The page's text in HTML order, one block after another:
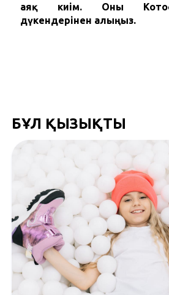
аяқ киім. Оны
дүкендерінен алыңыз.
БҰЛ ҚЫЗЫҚТЫ